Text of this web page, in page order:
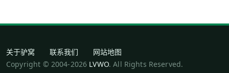
关于驴窝 联系我们
网站地图
Copyright © 2004-2026 LVWO. All Rights Reserved.